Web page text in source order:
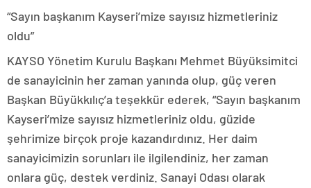
“Sayın başkanım Kayseri’mize sayısız hizmetleriniz
oldu”
KAYSO Yönetim Kurulu Başkanı Mehmet Büyüksimitci
de sanayicinin her zaman yanında olup, güç veren
Başkan Büyükkılıç’a teşekkür ederek, “Sayın başkanım
Kayseri’mize sayısız hizmetleriniz oldu, güzide
şehrimize birçok proje kazandırdınız. Her daim
sanayicimizin sorunları ile ilgilendiniz, her zaman
onlara güç, destek verdiniz. Sanayi Odası olarak